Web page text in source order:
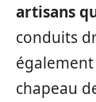
artisans
conduits
chapeau